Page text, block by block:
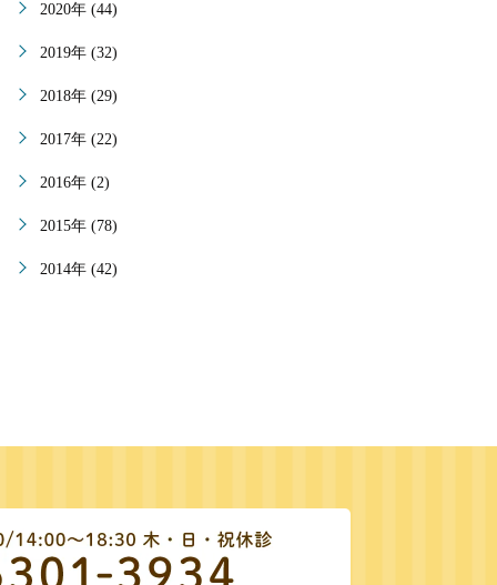
2020年 (44)
2019年 (32)
2018年 (29)
2017年 (22)
2016年 (2)
2015年 (78)
2014年 (42)